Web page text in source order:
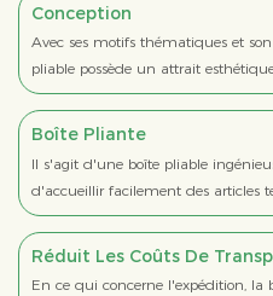
Conception
Avec ses motifs thématiques et
pliable possède un attrait
Boîte Pliante
Il s'agit d'une boîte pliable
d'accueillir facilement des articles
Réduit Les Coûts De
En ce qui concerne l'expédition, la